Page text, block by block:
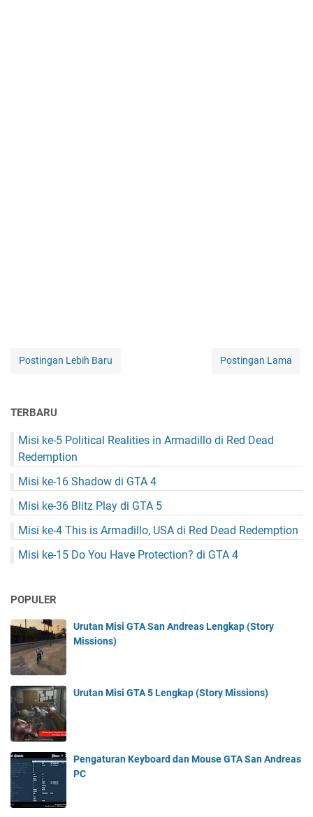
Postingan Lebih Baru Postingan Lama
TERBARU
Misi ke-5 Political Realities in Armadillo di Red Dead
Redemption
Misi ke-16 Shadow di GTA 4
Misi ke-36 Blitz Play di GTA 5
Misi ke-4 This is Armadillo, USA di Red Dead Redemption
Misi ke-15 Do You Have Protection? di GTA 4
POPULER
Urutan Misi GTA San Andreas Lengkap (Story
Missions)
Urutan Misi GTA 5 Lengkap (Story Missions)
Pengaturan Keyboard dan Mouse GTA San Andreas
PC